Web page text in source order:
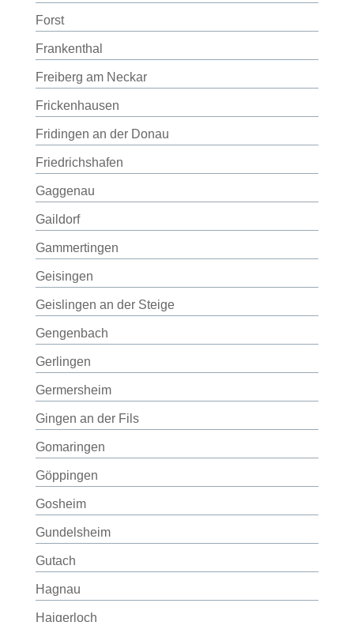
Forst
Frankenthal
Freiberg am Neckar
Frickenhausen
Fridingen an der Donau
Friedrichshafen
Gaggenau
Gaildorf
Gammertingen
Geisingen
Geislingen an der Steige
Gengenbach
Gerlingen
Germersheim
Gingen an der Fils
Gomaringen
Göppingen
Gosheim
Gundelsheim
Gutach
Hagnau
Haigerloch